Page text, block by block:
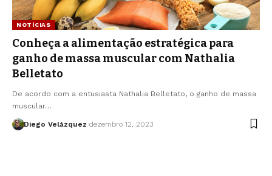
NOTÍCIAS
Conheça a alimentação estratégica para
ganho de massa muscular com Nathalia
Belletato
De acordo com a entusiasta Nathalia Belletato, o ganho de massa
muscular…
Diego Velázquez dezembro 12, 2023